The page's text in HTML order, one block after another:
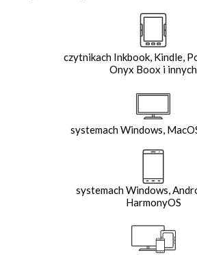
czytnikach Inkbook, Kindle,
Onyx Boox i innych
systemach Windows,
systemach Windows,
HarmonyOS